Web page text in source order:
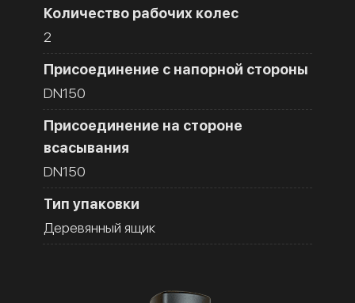
Количество рабочих колес
2
Присоединение с напорной стороны
DN150
Присоединение на стороне
всасывания
DN150
Тип упаковки
Деревянный ящик